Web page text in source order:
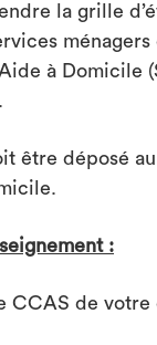
la grille
à Domicile
être déposé
:
CCAS de votre